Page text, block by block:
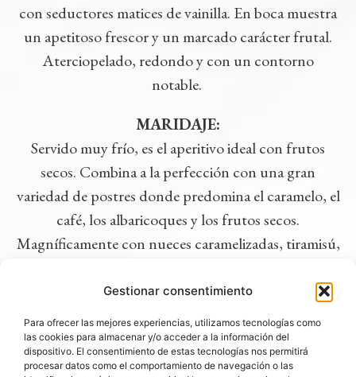
Gestionar consentimiento
Para ofrecer las mejores experiencias, utilizamos tecnologías como
las cookies para almacenar y/o acceder a la información del
dispositivo. El consentimiento de estas tecnologías nos permitirá
procesar datos como el comportamiento de navegación o las
con seductores matices de vainilla. En boca muestra
un apetitoso frescor y un marcado carácter frutal.
Aterciopelado, redondo y con un contorno
notable.
MARIDAJE:
Servido muy frío, es el aperitivo ideal con frutos
secos. Combina a la perfección con una gran
variedad de postres donde predomina el caramelo, el
café, los albaricoques y los frutos secos.
Magníficamente con nueces caramelizadas, tiramisú,